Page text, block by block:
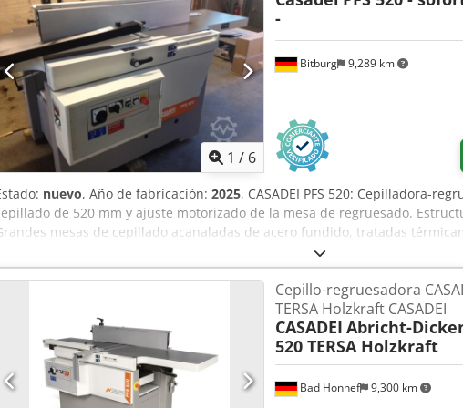
1 / 6
Bitburg 9,289 km
-
nuevo, Año de fabricación: 2025, CASADEI PFS 520: Cepilladora-
de 520 mm y ajuste motorizado de la mesa de regruesado.
mesas de cepillado acanaladas de acero fundido, tratadas
deformaciones Funcionamiento suave gracias al elevado peso propio
de avance Carrera motorizada de la mesa de regruesado con
digital Zapatas de presión articuladas en la entrada Eje de cuchillas de 4
precisión Rodillo de alimentación de acero con dientes helicoidales para un
especialmente uniforme y suave Rodillo de extracción con recubrimiento
inclinable, con lectura frontal de 90° a 45° De serie con tope auxiliar Potente
de cuchillas Tersa Cambio de cuchillas en segundos Al arrancar la
automáticamente las cuchillas: autoajuste El saliente de las cuchillas se
necesidad de ajustes ni tornillos La mesa de cepillado se ajusta mediante
Bad Honnef 9,300 km
Cepillo-regruesadora
TERSA Holzkraft CASADEI
CASADEI Abricht-
520 TERSA Holzkraft